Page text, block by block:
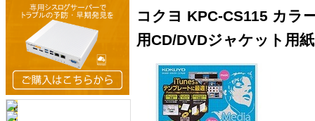
コクヨ KPC-CS115 カラ
用CD/DVDジャケット用